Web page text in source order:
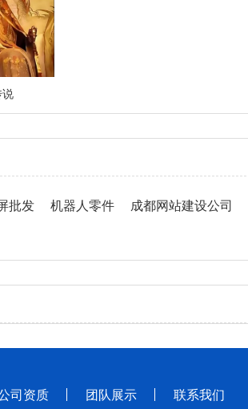
批发 机器人零件 成都网站建设公司
司资质 团队展示 联系我们